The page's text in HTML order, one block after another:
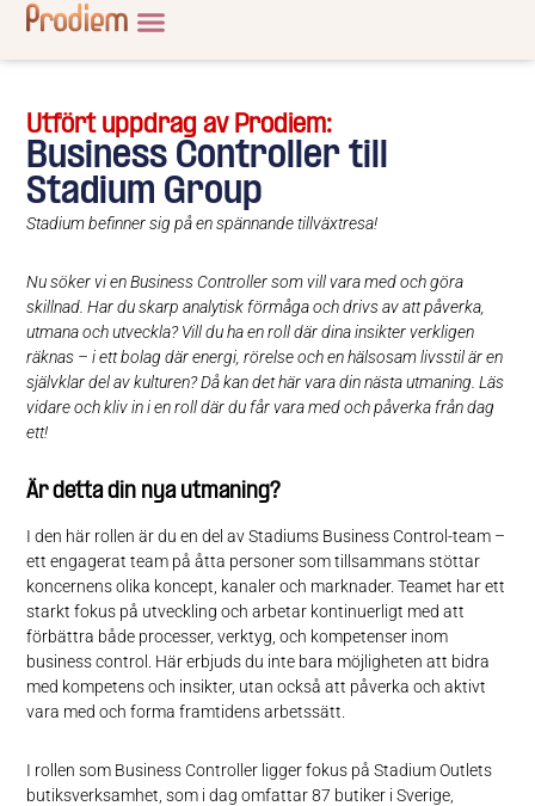
Utfört uppdrag av Prodiem:
Business Controller till
Stadium Group
Stadium befinner sig på en spännande tillväxtresa!
Nu söker vi en Business Controller som vill vara med och göra
skillnad. Har du skarp analytisk förmåga och drivs av att påverka,
utmana och utveckla? Vill du ha en roll där dina insikter verkligen
räknas – i ett bolag där energi, rörelse och en hälsosam livsstil är en
självklar del av kulturen? Då kan det här vara din nästa utmaning. Läs
vidare och kliv in i en roll där du får vara med och påverka från dag
ett!
Är detta din nya utmaning?
I den här rollen är du en del av Stadiums Business Control-team –
ett engagerat team på åtta personer som tillsammans stöttar
koncernens olika koncept, kanaler och marknader. Teamet har ett
starkt fokus på utveckling och arbetar kontinuerligt med att
förbättra både processer, verktyg, och kompetenser inom
business control. Här erbjuds du inte bara möjligheten att bidra
med kompetens och insikter, utan också att påverka och aktivt
vara med och forma framtidens arbetssätt.
I rollen som Business Controller ligger fokus på Stadium Outlets
butiksverksamhet, som i dag omfattar 87 butiker i Sverige,